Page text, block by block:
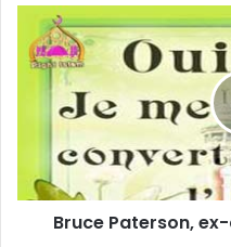
a
Bruce Paterson,